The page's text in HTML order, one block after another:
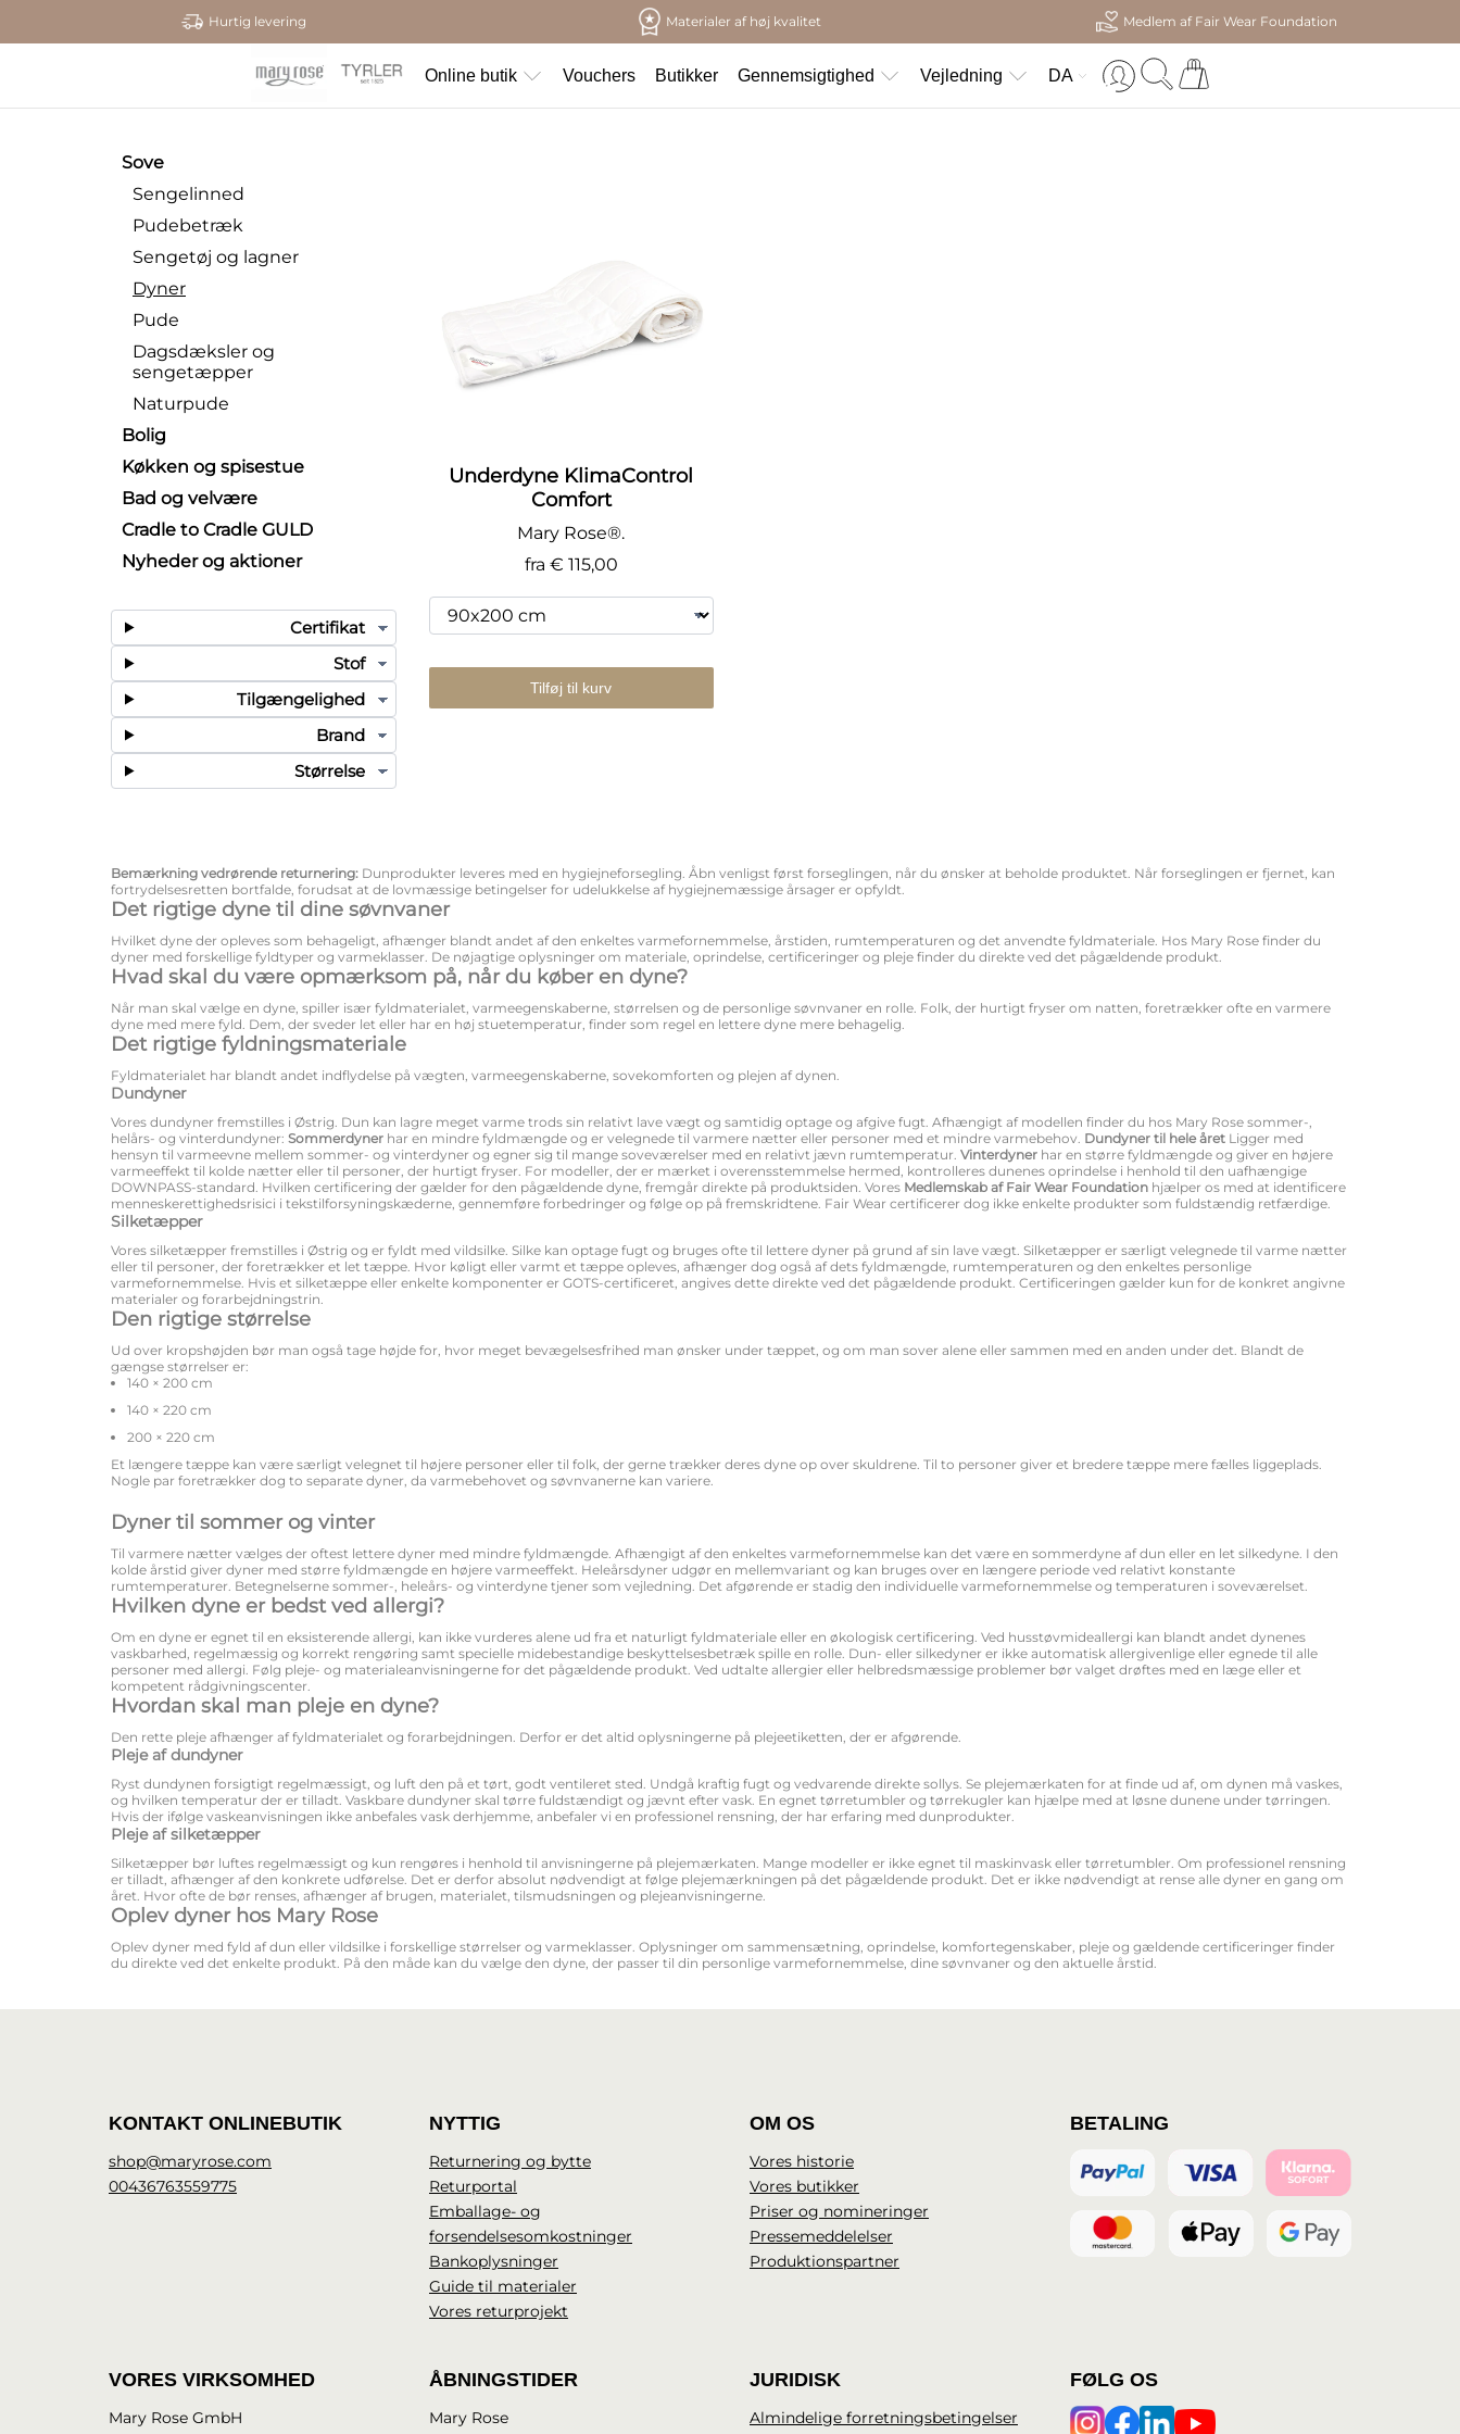
Hurtig levering Materialer af høj kvalitet Medlem af Fair Wear Foundation
Online butik Vouchers Butikker Gennemsigtighed Vejledning DA
Sove
Sengelinned
Pudebetræk
Sengetøj og lagner
Dyner
Pude
Dagsdæksler og
sengetæpper
Naturpude
Bolig
Køkken og spisestue
Bad og velvære
Cradle to Cradle GULD
Nyheder og aktioner
Certifikat
Stof
Tilgængelighed
Brand
Størrelse
Underdyne KlimaControl
Comfort
Mary Rose®.
fra € 115,00
Tilføj til kurv
Bemærkning vedrørende returnering: Dunprodukter leveres med en hygiejneforsegling. Åbn venligst først forseglingen, når du ønsker at beholde produktet. Når forseglingen er fjernet, kan
fortrydelsesretten bortfalde, forudsat at de lovmæssige betingelser for udelukkelse af hygiejnemæssige årsager er opfyldt.
Det rigtige dyne til dine søvnvaner
Hvilket dyne der opleves som behageligt, afhænger blandt andet af den enkeltes varmefornemmelse, årstiden, rumtemperaturen og det anvendte fyldmateriale. Hos Mary Rose finder du
dyner med forskellige fyldtyper og varmeklasser. De nøjagtige oplysninger om materiale, oprindelse, certificeringer og pleje finder du direkte ved det pågældende produkt.
Hvad skal du være opmærksom på, når du køber en dyne?
Når man skal vælge en dyne, spiller især fyldmaterialet, varmeegenskaberne, størrelsen og de personlige søvnvaner en rolle. Folk, der hurtigt fryser om natten, foretrækker ofte en varmere
dyne med mere fyld. Dem, der sveder let eller har en høj stuetemperatur, finder som regel en lettere dyne mere behagelig.
Det rigtige fyldningsmateriale
Fyldmaterialet har blandt andet indflydelse på vægten, varmeegenskaberne, sovekomforten og plejen af dynen.
Dundyner
Vores dundyner fremstilles i Østrig. Dun kan lagre meget varme trods sin relativt lave vægt og samtidig optage og afgive fugt. Afhængigt af modellen finder du hos Mary Rose sommer-,
helårs- og vinterdundyner: Sommerdyner har en mindre fyldmængde og er velegnede til varmere nætter eller personer med et mindre varmebehov. Dundyner til hele året Ligger med
hensyn til varmeevne mellem sommer- og vinterdyner og egner sig til mange soveværelser med en relativt jævn rumtemperatur. Vinterdyner har en større fyldmængde og giver en højere
varmeeffekt til kolde nætter eller til personer, der hurtigt fryser. For modeller, der er mærket i overensstemmelse hermed, kontrolleres dunenes oprindelse i henhold til den uafhængige
DOWNPASS-standard. Hvilken certificering der gælder for den pågældende dyne, fremgår direkte på produktsiden. Vores Medlemskab af Fair Wear Foundation hjælper os med at identificere
menneskerettighedsrisici i tekstilforsyningskæderne, gennemføre forbedringer og følge op på fremskridtene. Fair Wear certificerer dog ikke enkelte produkter som fuldstændig retfærdige.
Silketæpper
Vores silketæpper fremstilles i Østrig og er fyldt med vildsilke. Silke kan optage fugt og bruges ofte til lettere dyner på grund af sin lave vægt. Silketæpper er særligt velegnede til varme nætter
eller til personer, der foretrækker et let tæppe. Hvor køligt eller varmt et tæppe opleves, afhænger dog også af dets fyldmængde, rumtemperaturen og den enkeltes personlige
varmefornemmelse. Hvis et silketæppe eller enkelte komponenter er GOTS-certificeret, angives dette direkte ved det pågældende produkt. Certificeringen gælder kun for de konkret angivne
materialer og forarbejdningstrin.
Den rigtige størrelse
Ud over kropshøjden bør man også tage højde for, hvor meget bevægelsesfrihed man ønsker under tæppet, og om man sover alene eller sammen med en anden under det. Blandt de
gængse størrelser er:
140 × 200 cm
140 × 220 cm
200 × 220 cm
Et længere tæppe kan være særligt velegnet til højere personer eller til folk, der gerne trækker deres dyne op over skuldrene. Til to personer giver et bredere tæppe mere fælles liggeplads.
Nogle par foretrækker dog to separate dyner, da varmebehovet og søvnvanerne kan variere.
Dyner til sommer og vinter
Til varmere nætter vælges der oftest lettere dyner med mindre fyldmængde. Afhængigt af den enkeltes varmefornemmelse kan det være en sommerdyne af dun eller en let silkedyne. I den
kolde årstid giver dyner med større fyldmængde en højere varmeeffekt. Heleårsdyner udgør en mellemvariant og kan bruges over en længere periode ved relativt konstante
rumtemperaturer. Betegnelserne sommer-, heleårs- og vinterdyne tjener som vejledning. Det afgørende er stadig den individuelle varmefornemmelse og temperaturen i soveværelset.
Hvilken dyne er bedst ved allergi?
Om en dyne er egnet til en eksisterende allergi, kan ikke vurderes alene ud fra et naturligt fyldmateriale eller en økologisk certificering. Ved husstøvmideallergi kan blandt andet dynenes
vaskbarhed, regelmæssig og korrekt rengøring samt specielle midebestandige beskyttelsesbetræk spille en rolle. Dun- eller silkedyner er ikke automatisk allergivenlige eller egnede til alle
personer med allergi. Følg pleje- og materialeanvisningerne for det pågældende produkt. Ved udtalte allergier eller helbredsmæssige problemer bør valget drøftes med en læge eller et
kompetent rådgivningscenter.
Hvordan skal man pleje en dyne?
Den rette pleje afhænger af fyldmaterialet og forarbejdningen. Derfor er det altid oplysningerne på plejeetiketten, der er afgørende.
Pleje af dundyner
Ryst dundynen forsigtigt regelmæssigt, og luft den på et tørt, godt ventileret sted. Undgå kraftig fugt og vedvarende direkte sollys. Se plejemærkaten for at finde ud af, om dynen må vaskes,
og hvilken temperatur der er tilladt. Vaskbare dundyner skal tørre fuldstændigt og jævnt efter vask. En egnet tørretumbler og tørrekugler kan hjælpe med at løsne dunene under tørringen.
Hvis der ifølge vaskeanvisningen ikke anbefales vask derhjemme, anbefaler vi en professionel rensning, der har erfaring med dunprodukter.
Pleje af silketæpper
Silketæpper bør luftes regelmæssigt og kun rengøres i henhold til anvisningerne på plejemærkaten. Mange modeller er ikke egnet til maskinvask eller tørretumbler. Om professionel rensning
er tilladt, afhænger af den konkrete udførelse. Det er derfor absolut nødvendigt at følge plejemærkningen på det pågældende produkt. Det er ikke nødvendigt at rense alle dyner en gang om
året. Hvor ofte de bør renses, afhænger af brugen, materialet, tilsmudsningen og plejeanvisningerne.
Oplev dyner hos Mary Rose
Oplev dyner med fyld af dun eller vildsilke i forskellige størrelser og varmeklasser. Oplysninger om sammensætning, oprindelse, komfortegenskaber, pleje og gældende certificeringer finder
du direkte ved det enkelte produkt. På den måde kan du vælge den dyne, der passer til din personlige varmefornemmelse, dine søvnvaner og den aktuelle årstid.
KONTAKT ONLINEBUTIK
shop@maryrose.com
00436763559775
NYTTIG
Returnering og bytte
Returportal
Emballage- og
forsendelsesomkostninger
Bankoplysninger
Guide til materialer
Vores returprojekt
OM OS
Vores historie
Vores butikker
Priser og nomineringer
Pressemeddelelser
Produktionspartner
BETALING
VORES VIRKSOMHED
Mary Rose GmbH
ÅBNINGSTIDER
Mary Rose
JURIDISK
Almindelige forretningsbetingelser
FØLG OS